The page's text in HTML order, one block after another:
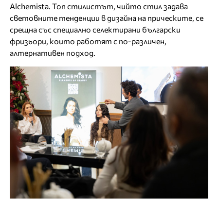
Alchemista. Топ стилистът, чийто стил задава
световните тенденции в дизайна на прическите, се
срещна със специално селектирани български
фризьори, които работят с по-различен,
алтернативен подход.